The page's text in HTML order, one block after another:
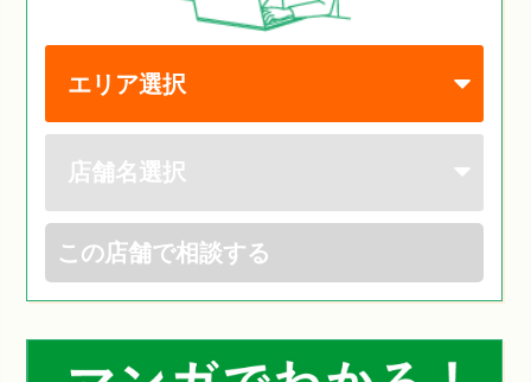
この店舗で相談する